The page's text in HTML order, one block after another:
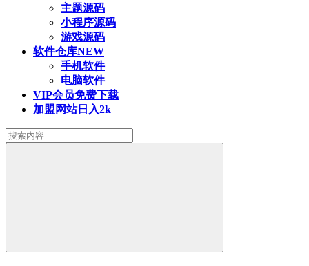
主题源码
小程序源码
游戏源码
软件仓库NEW
手机软件
电脑软件
VIP会员免费下载
加盟网站日入2k